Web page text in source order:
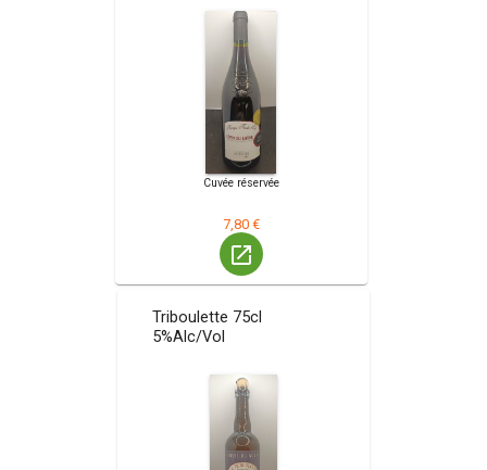
Cuvée réservée
7,80 €
launch
Triboulette 75cl
5%Alc/Vol